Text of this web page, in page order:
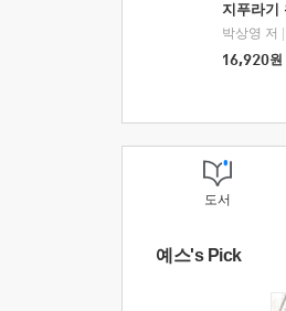
지푸라기
박상영 저
16,920원
도서
예스's Pick